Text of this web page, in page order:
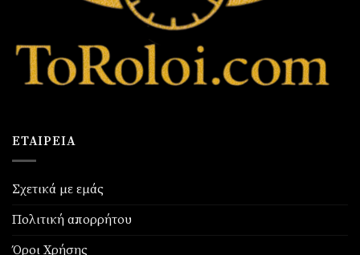
ΕΤΑΙΡΕΊΑ
Σχετικά με εμάς
Πολιτική απορρήτου
Όροι Χρήσης